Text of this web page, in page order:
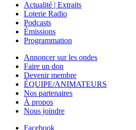
Actualité | Extraits
Loterie Radio
Podcasts
Émissions
Programmation
Annoncer sur les ondes
Faire un don
Devenir membre
ÉQUIPE/ANIMATEURS
Nos partenaires
À propos
Nous joindre
Facebook